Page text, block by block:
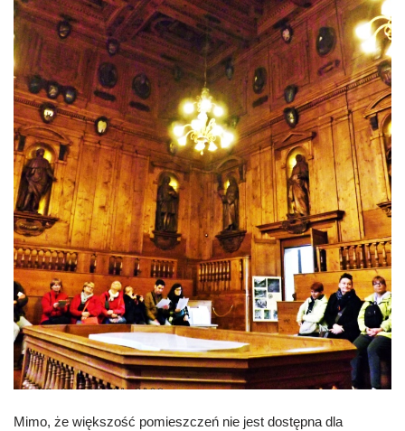
Mimo, że większość pomieszczeń nie jest dostępna dla